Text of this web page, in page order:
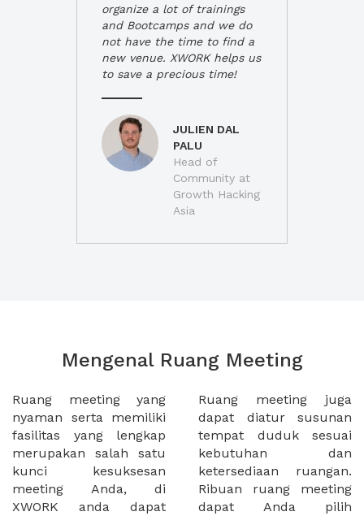
organize a lot of trainings
and Bootcamps and we do
not have the time to find a
new venue. XWORK helps us
to save a precious time!
JULIEN DAL
PALU
Head of
Community at
Growth Hacking
Asia
Mengenal Ruang Meeting
Ruang meeting yang
nyaman serta memiliki
fasilitas yang lengkap
merupakan salah satu
kunci kesuksesan
meeting Anda, di
XWORK anda dapat
Ruang meeting juga
dapat diatur susunan
tempat duduk sesuai
kebutuhan dan
ketersediaan ruangan.
Ribuan ruang meeting
dapat Anda pilih